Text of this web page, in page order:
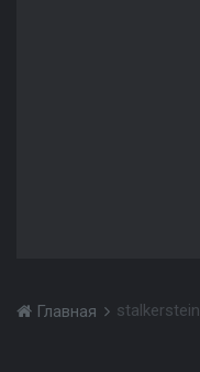
Главная stalkerstein